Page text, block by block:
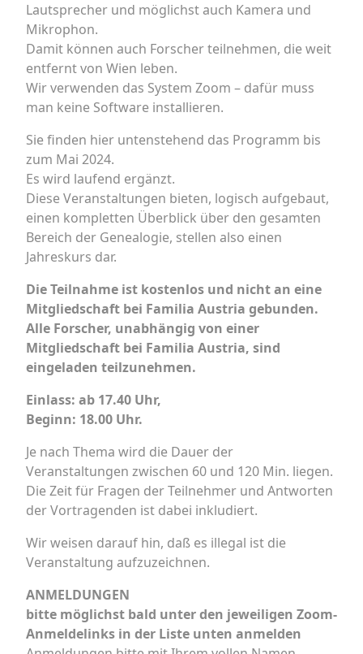
Lautsprecher und möglichst auch Kamera und
Mikrophon.
Damit können auch Forscher teilnehmen, die weit
entfernt von Wien leben.
Wir verwenden das System Zoom – dafür muss
man keine Software installieren.
Sie finden hier untenstehend das Programm bis
zum Mai 2024.
Es wird laufend ergänzt.
Diese Veranstaltungen bieten, logisch aufgebaut,
einen kompletten Überblick über den gesamten
Bereich der Genealogie, stellen also einen
Jahreskurs dar.
Die Teilnahme ist kostenlos und nicht an eine
Mitgliedschaft bei Familia Austria gebunden.
Alle Forscher, unabhängig von einer
Mitgliedschaft bei Familia Austria, sind
eingeladen teilzunehmen.
Einlass: ab 17.40 Uhr,
Beginn: 18.00 Uhr.
Je nach Thema wird die Dauer der
Veranstaltungen zwischen 60 und 120 Min. liegen.
Die Zeit für Fragen der Teilnehmer und Antworten
der Vortragenden ist dabei inkludiert.
Wir weisen darauf hin, daß es illegal ist die
Veranstaltung aufzuzeichnen.
ANMELDUNGEN
bitte möglichst bald unter den jeweiligen Zoom-
Anmeldelinks in der Liste unten anmelden